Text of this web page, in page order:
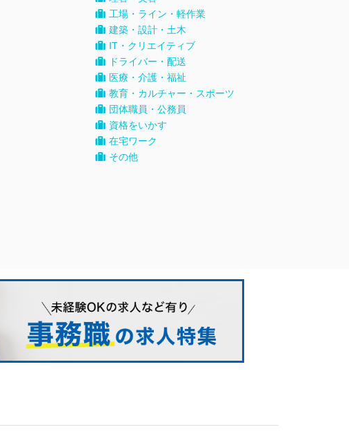
工場・ライン・軽作業
建築・設計・土木
IT・クリエイティブ
ドライバー・配送
医療・介護・福祉
教育・カルチャー・スポーツ
団体職員・公務員
資格をいかす
在宅ワーク
その他